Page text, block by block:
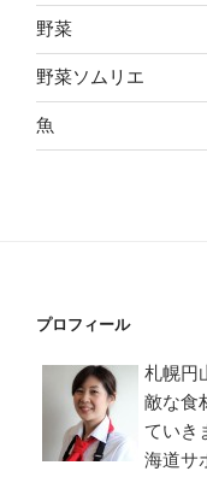
野菜
野菜ソムリエ
魚
プロフィール
札幌円
敵な食
ていき
海道サ